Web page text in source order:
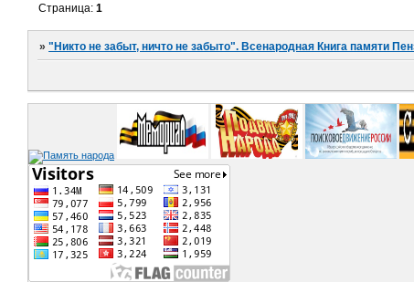
Страница:1
»"Никто не забыт, ничто не забыто". Всенародная Книга памяти